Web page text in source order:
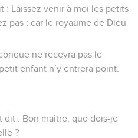
: Laissez venir à moi les petits
pas ; car le royaume de Dieu
ne recevra pas le
enfant n’y entrera point.
dit : Bon maître, que dois-je
?